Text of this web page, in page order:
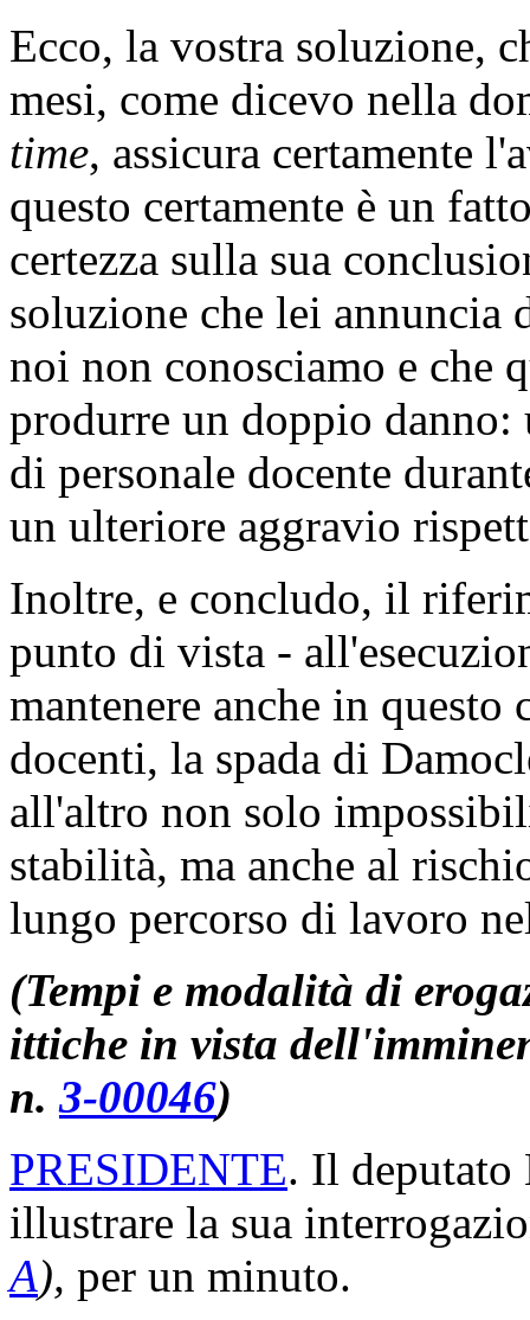
Ecco, la vostra soluzione,
mesi, come dicevo nella
time, assicura certamente
questo certamente è un
certezza sulla sua
soluzione che lei annuncia
noi non conosciamo e che
produrre un doppio
di personale docente
un ulteriore aggravio
Inoltre, e concludo, il
punto di vista -
mantenere anche in
docenti, la spada di
all'altro non solo
stabilità, ma anche al
lungo percorso di lavoro
(Tempi e modalità di
ittiche in vista
n.3-00046)
PRESIDENTE. Il
illustrare la sua
A), per un minuto.